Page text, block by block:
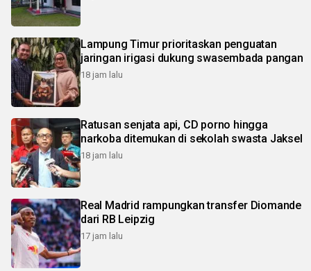
Lampung Timur prioritaskan penguatan
jaringan irigasi dukung swasembada pangan
18 jam lalu
Ratusan senjata api, CD porno hingga
narkoba ditemukan di sekolah swasta Jaksel
18 jam lalu
Real Madrid rampungkan transfer Diomande
dari RB Leipzig
17 jam lalu